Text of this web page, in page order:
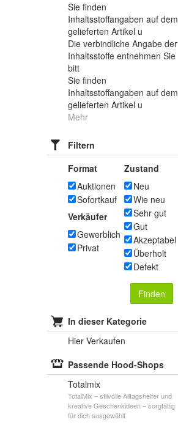
Sie finden
Inhaltsstoffangaben auf dem
gelieferten Artikel u
Die verbindliche Angabe der
Inhaltsstoffe entnehmen Sie
bitt
Sie finden
Inhaltsstoffangaben auf dem
gelieferten Artikel u
Mehr
Filtern
Format
Auktionen
Sofortkauf
Verkäufer
Gewerblich
Privat
Zustand
Neu
Wie neu
Sehr gut
Gut
Akzeptabel
Überholt
Defekt
Finden
In dieser Kategorie
Hier Verkaufen
Passende Hood-Shops
Totalmix
TotalMix – stilvolle Alltagshelfer und
kreative Geschenkideen – sorgfältig
für dich ausgewählt